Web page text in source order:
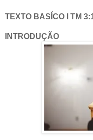
TEXTO BASÍCO I TM
INTRODUÇÃO